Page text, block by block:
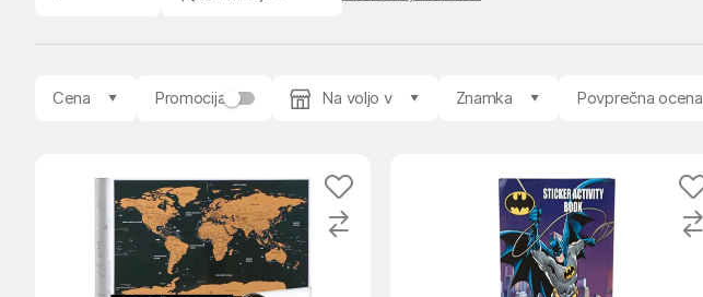
Cena Promocija Na voljo v Znamka Povprečna ocena